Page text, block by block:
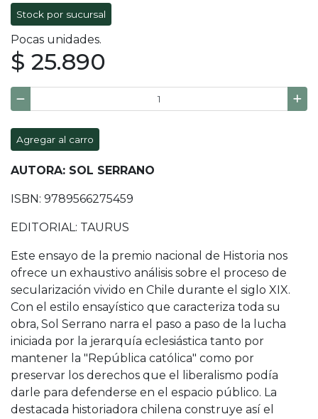
Stock por sucursal
Pocas unidades.
$ 25.890
Agregar al carro
AUTORA: SOL SERRANO
ISBN: 9789566275459
EDITORIAL: TAURUS
Este ensayo de la premio nacional de Historia nos
ofrece un exhaustivo análisis sobre el proceso de
secularización vivido en Chile durante el siglo XIX.
Con el estilo ensayístico que caracteriza toda su
obra, Sol Serrano narra el paso a paso de la lucha
iniciada por la jerarquía eclesiástica tanto por
mantener la "República católica" como por
preservar los derechos que el liberalismo podía
darle para defenderse en el espacio público. La
destacada historiadora chilena construye así el